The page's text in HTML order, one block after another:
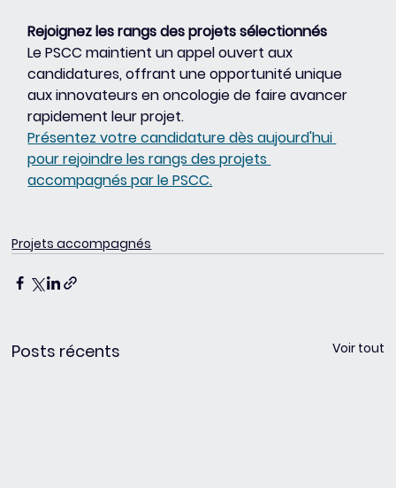
Rejoignez les rangs des projets sélectionnés
Le PSCC maintient un appel ouvert aux
candidatures, offrant une opportunité unique
aux innovateurs en oncologie de faire avancer
rapidement leur projet.
Présentez votre candidature dès aujourd'hui
pour rejoindre les rangs des projets
accompagnés par le PSCC.
Projets accompagnés
Posts récents Voir tout